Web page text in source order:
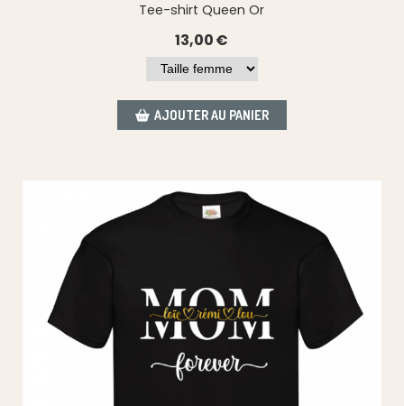
Tee-shirt Queen Or
13,00€
AJOUTER AU PANIER